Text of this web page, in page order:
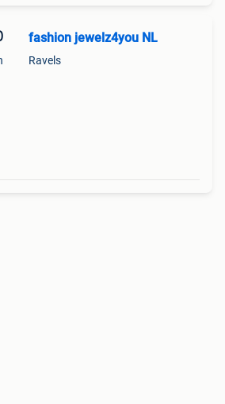
fashion jewelz4you NL
Ravels